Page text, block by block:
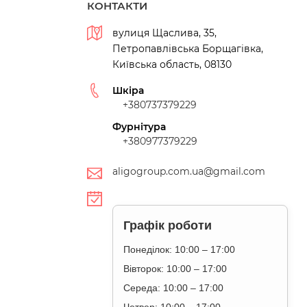
КОНТАКТИ
вулиця Щаслива, 35,
Петропавлівська Борщагівка,
Київська область, 08130
Шкіра
+380737379229
Фурнітура
+380977379229
aligogroup.com.ua@gmail.com
Графік роботи
Понеділок: 10:00 – 17:00
Вівторок: 10:00 – 17:00
Середа: 10:00 – 17:00